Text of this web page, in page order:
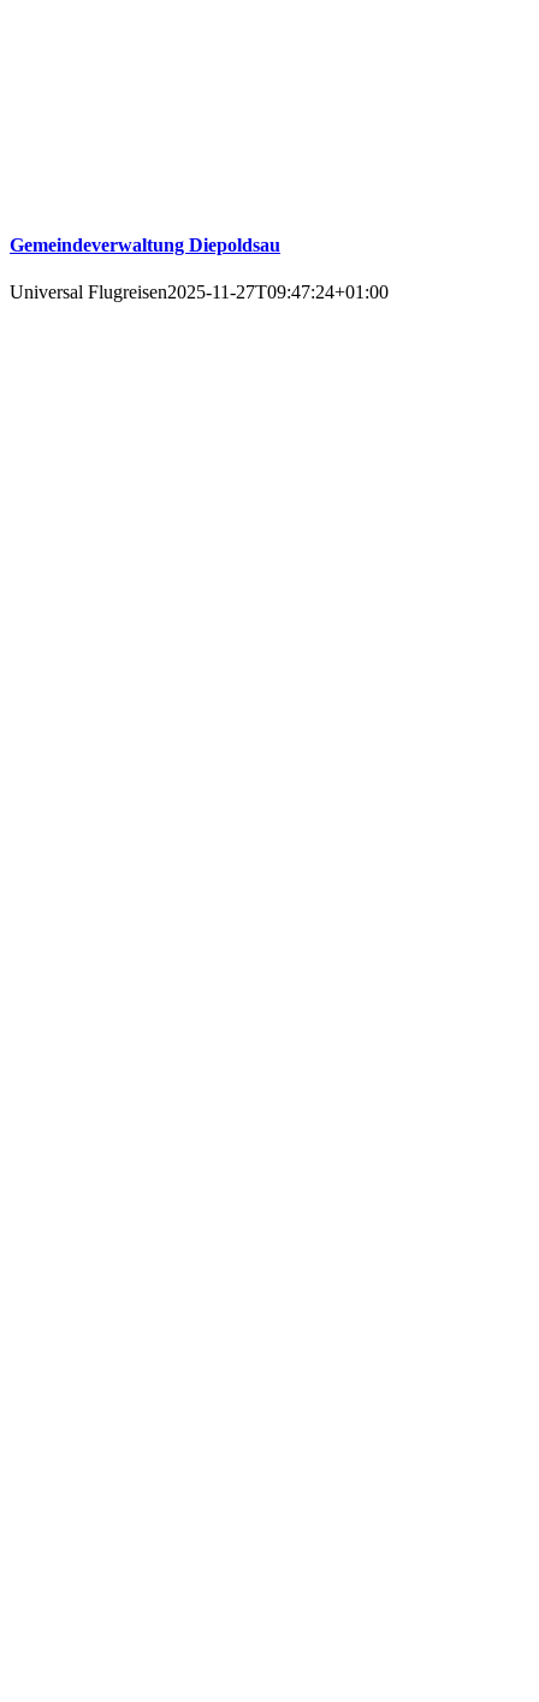
Gemeindeverwaltung Diepoldsau
Universal Flugreisen2025-11-27T09:47:24+01:00